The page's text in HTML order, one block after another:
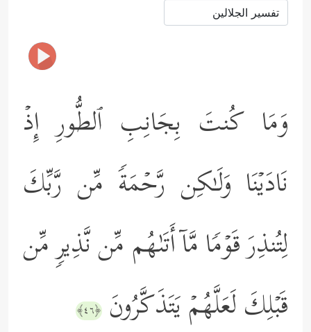
وَمَا كُنتَ بِجَانِبِ ٱلطُّورِ إِذۡ
نَادَیۡنَا وَلَـٰكِن رَّحۡمَةࣰ مِّن رَّبِّكَ
لِتُنذِرَ قَوۡمࣰا مَّاۤ أَتَىٰهُم مِّن نَّذِیرࣲ مِّن
قَبۡلِكَ لَعَلَّهُمۡ یَتَذَكَّرُونَ ﴿٤٦﴾